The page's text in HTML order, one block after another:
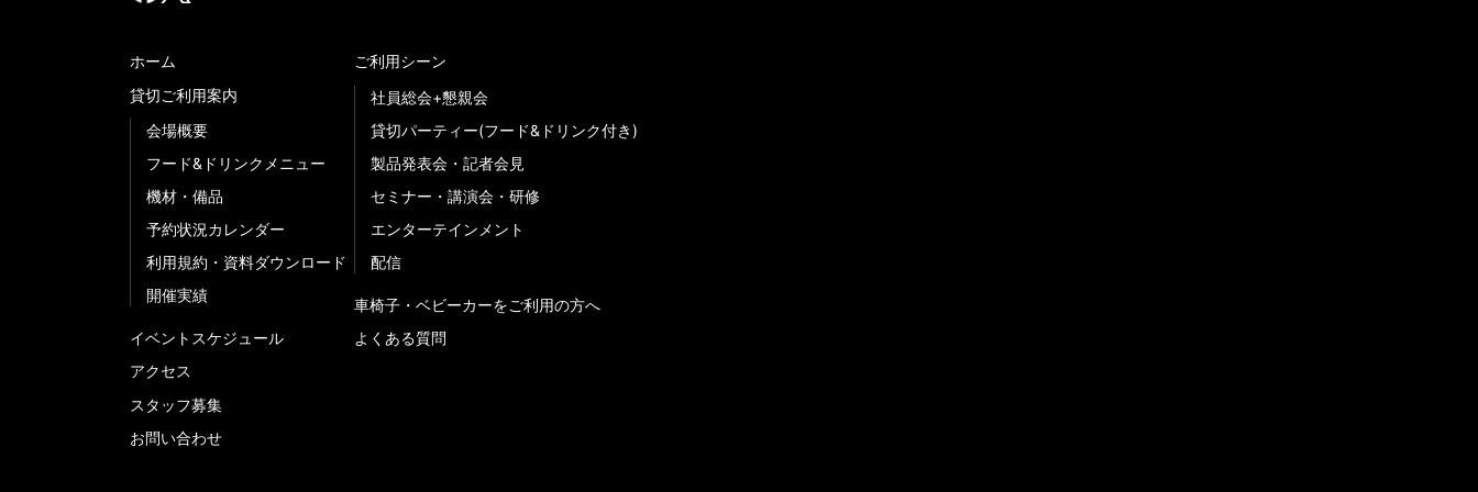
ホーム
貸切ご利用案内
会場概要
フード&ドリンクメニュー
機材・備品
予約状況カレンダー
利用規約・資料ダウンロード
開催実績
イベントスケジュール
アクセス
スタッフ募集
お問い合わせ
ご利用シーン
社員総会+懇親会
貸切パーティー(フード&ドリンク付き)
製品発表会・記者会見
セミナー・講演会・研修
エンターテインメント
配信
車椅子・ベビーカーをご利用の方へ
よくある質問